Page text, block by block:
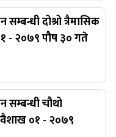
दोश्रो त्रैमासिक
- २०७९ पौष ३० गते
सम्बन्धी चौथो
वैशाख ०१ - २०७९